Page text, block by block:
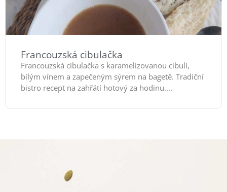
Francouzská cibulačka
Francouzská cibulačka s karamelizovanou cibulí,
bílým vínem a zapečeným sýrem na bagetě. Tradiční
bistro recept na zahřátí hotový za hodinu....